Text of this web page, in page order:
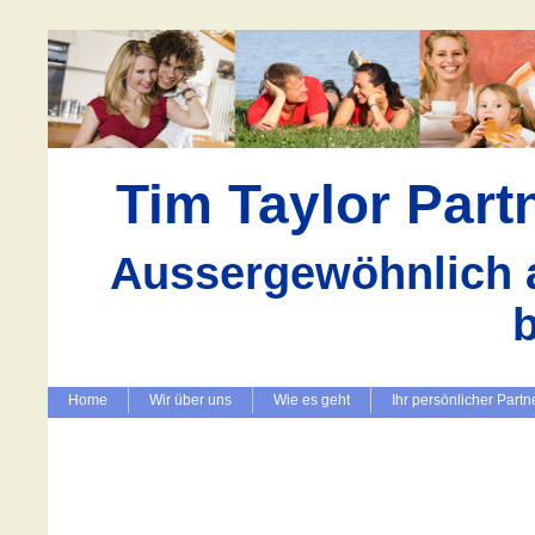
Tim Taylor
Aussergewöhnlich
Home Wir über uns Wie es geht Ihr persönlicher